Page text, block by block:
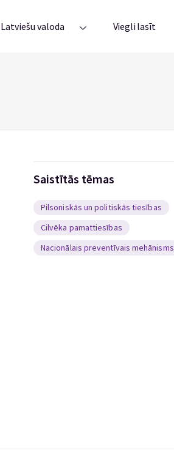
Latviešu valoda Viegli lasīt
Saistītās tēmas
Pilsoniskās un politiskās tiesības
Cilvēka pamattiesības
Nacionālais preventīvais mehānisms